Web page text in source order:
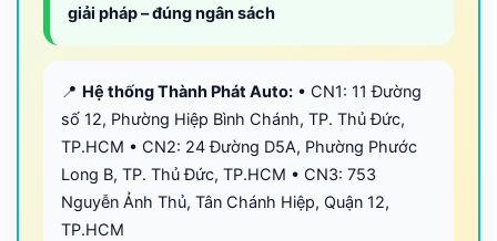
giải pháp – đúng ngân sách
📍 Hệ thống Thành Phát Auto: • CN1: 11 Đường
số 12, Phường Hiệp Bình Chánh, TP. Thủ Đức,
TP.HCM • CN2: 24 Đường D5A, Phường Phước
Long B, TP. Thủ Đức, TP.HCM • CN3: 753
Nguyễn Ảnh Thủ, Tân Chánh Hiệp, Quận 12,
TP.HCM